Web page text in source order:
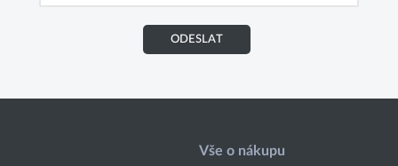
ODESLAT
Vše o nákupu